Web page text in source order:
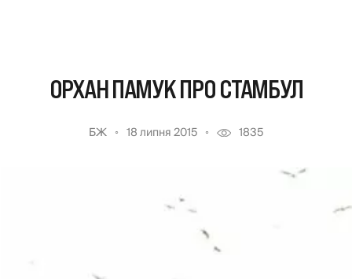
ОРХАН ПАМУК ПРО СТАМБУЛ
БЖ 18 липня 2015 1835